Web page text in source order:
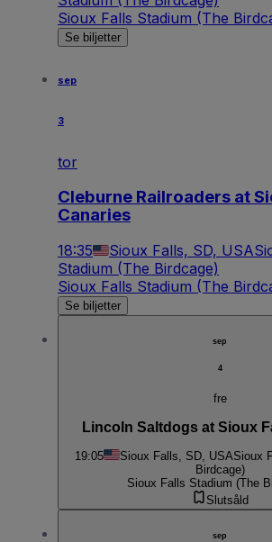
Sioux Falls Stadium (The
Se biljetter
sep
3
tor
Cleburne Railroaders at
Canaries
18:35 Sioux Falls, SD, USA
Stadium (The Birdcage)
Sioux Falls Stadium (The
Se biljetter
sep
4
fre
Lincoln Saltdogs at Sioux
19:05 Sioux Falls, SD, USASioux
Birdcage)
Sioux Falls Stadium (The
Slutsåld
sep